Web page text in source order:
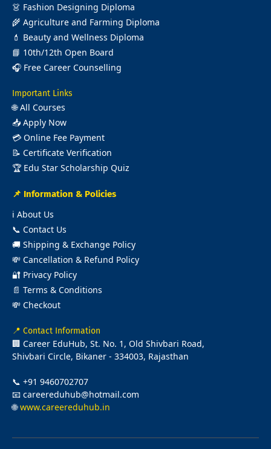
👗 Fashion Designing Diploma
🌾 Agriculture and Farming Diploma
💄 Beauty and Wellness Diploma
📘 10th/12th Open Board
🎧 Free Career Counselling
Important Links
🌐All Courses
📥 Apply Now
💳 Online Fee Payment
📝 Certificate Verification
🏆 Edu Star Scholarship Quiz
📌 Information & Policies
ℹ️ About Us
📞 Contact Us
🚚 Shipping & Exchange Policy
💸 Cancellation & Refund Policy
🔐 Privacy Policy
📄 Terms & Conditions
💸 Checkout
📍 Contact Information
🏢 Career EduHub, St. No. 1, Old Shivbari Road,
Shivbari Circle, Bikaner - 334003, Rajasthan
📞 +91 9460702707
📧 careereduhub@hotmail.com
🌐www.careereduhub.in